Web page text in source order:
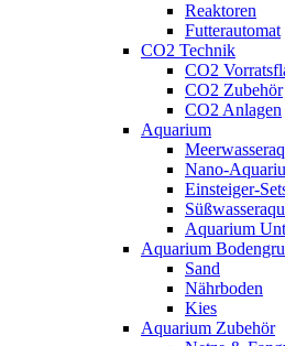
Reaktoren
Futterautomat
CO2 Technik
CO2
CO2 Zubehör
CO2 Anlagen
Aquarium
Nano-
Einsteiger-
Aquarium
Aquarium
Sand
Nährboden
Kies
Aquarium Zubehör